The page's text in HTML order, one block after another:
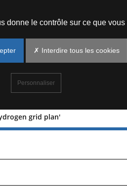
grid plan'
recipe for a
donne le contrôle sur ce que
✗ Interdire tous les cookies
Personnaliser